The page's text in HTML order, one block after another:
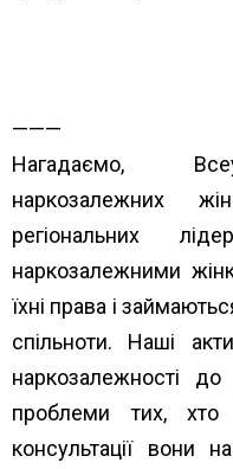
———
Нагадаємо,
наркозалежних
регіональних
наркозалежними
їхні права і
спільноти. Наші
наркозалежності
проблеми тих,
консультації вони